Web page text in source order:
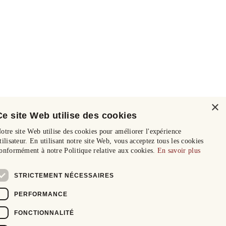
×
site Web utilise des cookies
site Web utilise des cookies pour améliorer l'expérience
En utilisant notre site Web, vous acceptez tous les cookies
à notre Politique relative aux cookies. En savoir plus
STRICTEMENT NÉCESSAIRES
PERFORMANCE
FONCTIONNALITÉ